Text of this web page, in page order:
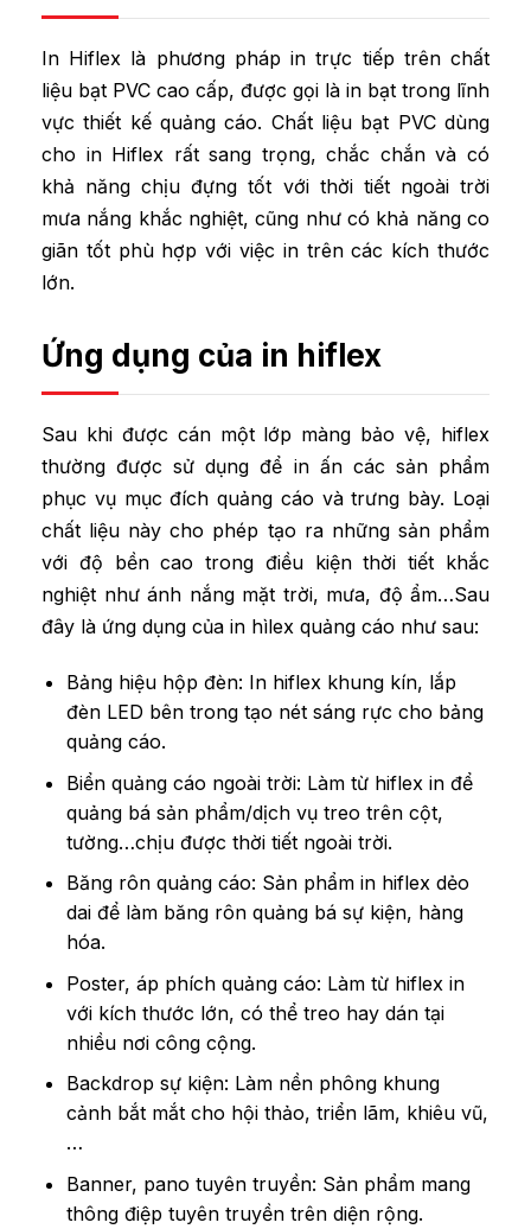
In Hiflex là phương pháp in trực tiếp trên chất
liệu bạt PVC cao cấp, được gọi là in bạt trong lĩnh
vực thiết kế quảng cáo. Chất liệu bạt PVC dùng
cho in Hiflex rất sang trọng, chắc chắn và có
khả năng chịu đựng tốt với thời tiết ngoài trời
mưa nắng khắc nghiệt, cũng như có khả năng co
giãn tốt phù hợp với việc in trên các kích thước
lớn.
Ứng dụng của in hiflex
Sau khi được cán một lớp màng bảo vệ, hiflex
thường được sử dụng để in ấn các sản phẩm
phục vụ mục đích quảng cáo và trưng bày. Loại
chất liệu này cho phép tạo ra những sản phẩm
với độ bền cao trong điều kiện thời tiết khắc
nghiệt như ánh nắng mặt trời, mưa, độ ẩm…Sau
đây là ứng dụng của in hìlex quảng cáo như sau:
Bảng hiệu hộp đèn: In hiflex khung kín, lắp
đèn LED bên trong tạo nét sáng rực cho bảng
quảng cáo.
Biển quảng cáo ngoài trời: Làm từ hiflex in để
quảng bá sản phẩm/dịch vụ treo trên cột,
tường…chịu được thời tiết ngoài trời.
Băng rôn quảng cáo: Sản phẩm in hiflex dẻo
dai để làm băng rôn quảng bá sự kiện, hàng
hóa.
Poster, áp phích quảng cáo: Làm từ hiflex in
với kích thước lớn, có thể treo hay dán tại
nhiều nơi công cộng.
Backdrop sự kiện: Làm nền phông khung
cảnh bắt mắt cho hội thảo, triển lãm, khiêu vũ,
…
Banner, pano tuyên truyền: Sản phẩm mang
thông điệp tuyên truyền trên diện rộng.